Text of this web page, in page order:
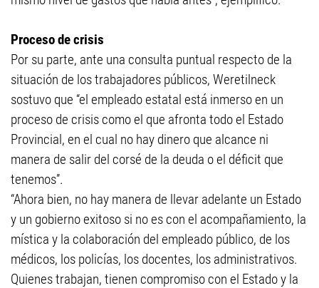
Proceso de crisis
Por su parte, ante una consulta puntual respecto de la
situación de los trabajadores públicos, Weretilneck
sostuvo que “el empleado estatal está inmerso en un
proceso de crisis como el que afronta todo el Estado
Provincial, en el cual no hay dinero que alcance ni
manera de salir del corsé de la deuda o el déficit que
tenemos”.
“Ahora bien, no hay manera de llevar adelante un Estado
y un gobierno exitoso si no es con el acompañamiento, la
mística y la colaboración del empleado público, de los
médicos, los policías, los docentes, los administrativos.
Quienes trabajan, tienen compromiso con el Estado y la